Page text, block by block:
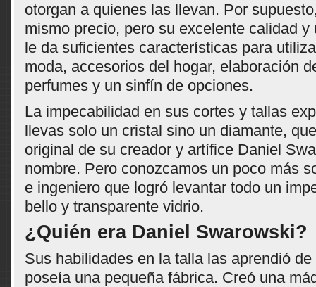
otorgan a quienes las llevan. Por
mismo precio, pero su excelente calidad y
le da suficientes características para
moda, accesorios del hogar, elaboración
perfumes y un sinfín de opciones.
La impecabilidad en sus cortes y tallas
llevas solo un cristal sino un diamante,
original de su creador y artífice Daniel
nombre. Pero conozcamos un poco más
e ingeniero que logró levantar todo un
bello y transparente vidrio.
¿Quién era Daniel Swarowski?
Sus habilidades en la talla las aprendió
poseía una pequeña fábrica. Creó una